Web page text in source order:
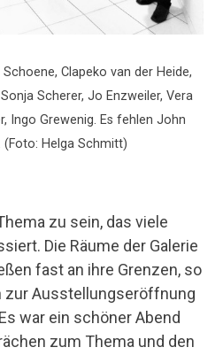
Clapeko van der Heide,
Scherer, Jo Enzweiler, Vera
Ingo Grewenig. Es fehlen John
(Foto: Helga Schmitt)
zu sein, das viele
Die Räume der Galerie
fast an ihre Grenzen, so
zur Ausstellungseröffnung
war ein schöner Abend
zum Thema und den